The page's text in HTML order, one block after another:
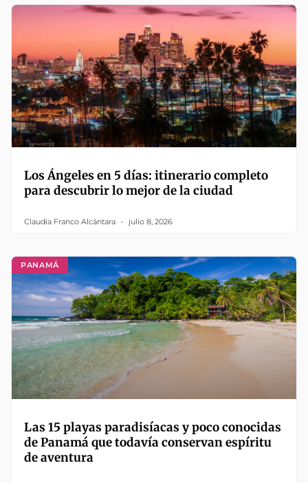
Los Ángeles en 5 días: itinerario completo
para descubrir lo mejor de la ciudad
Claudia Franco Alcántara julio 8, 2026
PANAMÁ
Las 15 playas paradisíacas y poco conocidas
de Panamá que todavía conservan espíritu
de aventura